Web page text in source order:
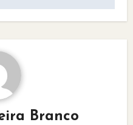
Branco